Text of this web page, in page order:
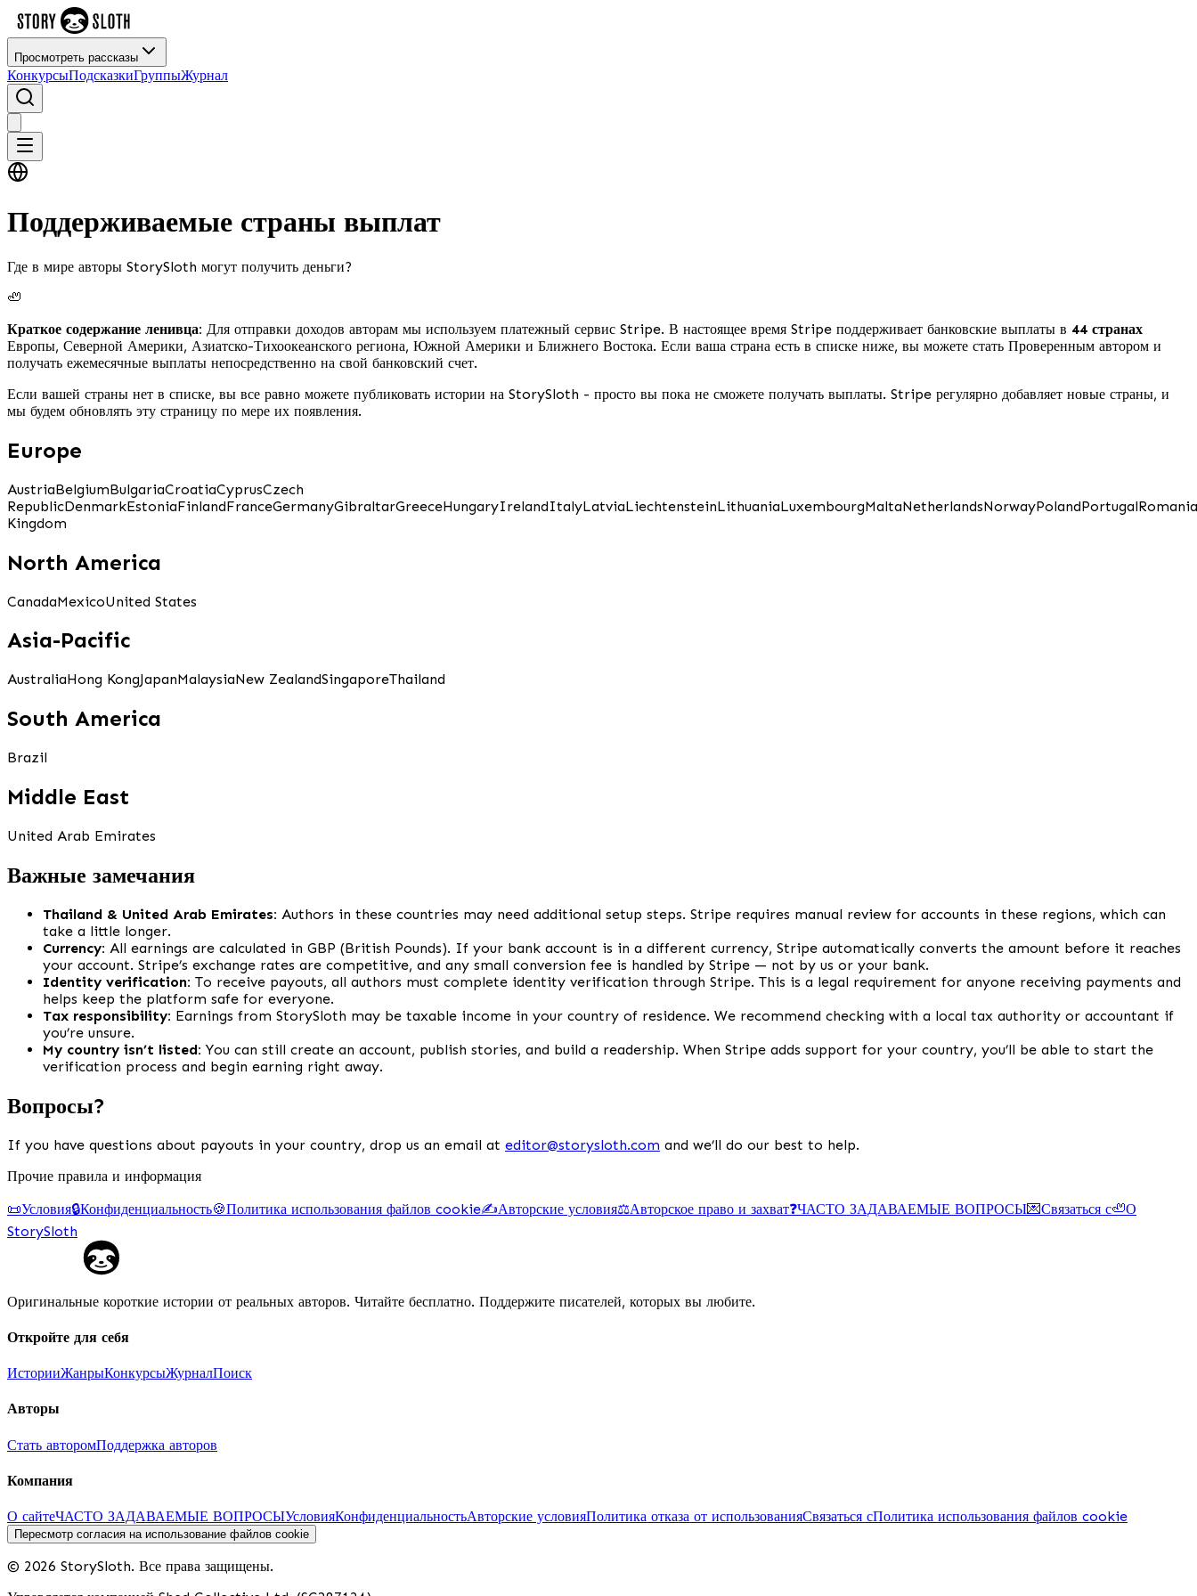
Просмотреть рассказы
КонкурсыПодсказкиГруппыЖурнал
Поддерживаемые страны выплат
Где в мире авторы StorySloth могут получить деньги?
🦥
Краткое содержание ленивца: Для отправки доходов авторам мы используем платежный сервис Stripe. В настоящее время Stripe поддерживает банковские выплаты в 44 странах
Европы, Северной Америки, Азиатско-Тихоокеанского региона, Южной Америки и Ближнего Востока. Если ваша страна есть в списке ниже, вы можете стать Проверенным автором и
получать ежемесячные выплаты непосредственно на свой банковский счет.
Если вашей страны нет в списке, вы все равно можете публиковать истории на StorySloth - просто вы пока не сможете получать выплаты. Stripe регулярно добавляет новые страны, и
мы будем обновлять эту страницу по мере их появления.
Europe
AustriaBelgiumBulgariaCroatiaCyprusCzech
RepublicDenmarkEstoniaFinlandFranceGermanyGibraltarGreeceHungaryIrelandItalyLatviaLiechtensteinLithuaniaLuxembourgMaltaNetherlandsNorwayPolandPortugalRomania
Kingdom
North America
CanadaMexicoUnited States
Asia-Pacific
AustraliaHong KongJapanMalaysiaNew ZealandSingaporeThailand
South America
Brazil
Middle East
United Arab Emirates
Важные замечания
Thailand & United Arab Emirates: Authors in these countries may need additional setup steps. Stripe requires manual review for accounts in these regions, which can
take a little longer.
Currency: All earnings are calculated in GBP (British Pounds). If your bank account is in a different currency, Stripe automatically converts the amount before it reaches
your account. Stripe’s exchange rates are competitive, and any small conversion fee is handled by Stripe — not by us or your bank.
Identity verification: To receive payouts, all authors must complete identity verification through Stripe. This is a legal requirement for anyone receiving payments and
helps keep the platform safe for everyone.
Tax responsibility: Earnings from StorySloth may be taxable income in your country of residence. We recommend checking with a local tax authority or accountant if
you’re unsure.
My country isn’t listed: You can still create an account, publish stories, and build a readership. When Stripe adds support for your country, you’ll be able to start the
verification process and begin earning right away.
Вопросы?
If you have questions about payouts in your country, drop us an email at editor@storysloth.com and we’ll do our best to help.
Прочие правила и информация
📜Условия🔒Конфиденциальность🍪Политика использования файлов cookie✍️Авторские условия⚖️Авторское право и захват❓ЧАСТО ЗАДАВАЕМЫЕ ВОПРОСЫ💌Связаться с🦥О
StorySloth
Оригинальные короткие истории от реальных авторов. Читайте бесплатно. Поддержите писателей, которых вы любите.
Откройте для себя
ИсторииЖанрыКонкурсыЖурналПоиск
Авторы
Стать авторомПоддержка авторов
Компания
О сайтеЧАСТО ЗАДАВАЕМЫЕ ВОПРОСЫУсловияКонфиденциальностьАвторские условияПолитика отказа от использованияСвязаться сПолитика использования файлов cookie
Пересмотр согласия на использование файлов cookie
© 2026 StorySloth. Все права защищены.